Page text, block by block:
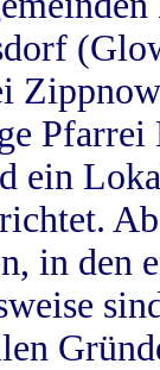
ein
in den